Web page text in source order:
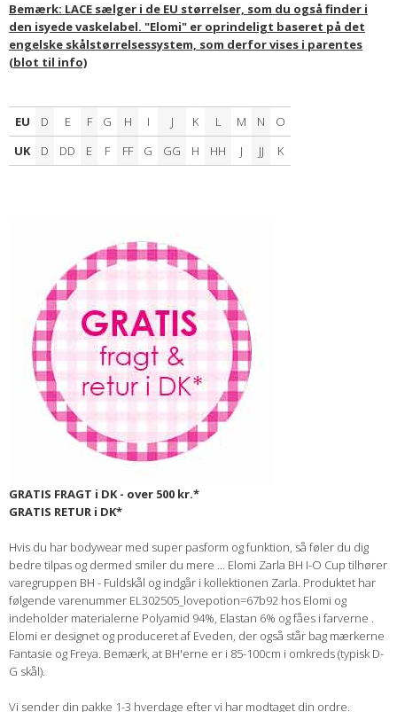
Bemærk: LACE sælger i de EU størrelser, som du også finder i
den isyede vaskelabel. "Elomi" er oprindeligt baseret på det
engelske skålstørrelsessystem, som derfor vises i parentes
(blot til info)
EU D E F G H I J K L M N
O
UK
D DD E F FF G GG H HH J JJ K
GRATIS FRAGT i DK - over 500 kr.*
GRATIS RETUR i DK*
Hvis du har bodywear med super pasform og funktion, så føler du dig
bedre tilpas og dermed smiler du mere ... Elomi Zarla BH I-O Cup tilhører
varegruppen BH - Fuldskål og indgår i kollektionen Zarla. Produktet har
følgende varenummer EL302505_lovepotion=67b92 hos Elomi og
indeholder materialerne Polyamid 94%, Elastan 6% og fåes i farverne .
Elomi er designet og produceret af Eveden, der også står bag mærkerne
Fantasie og Freya. Bemærk, at BH'erne er i 85-100cm i omkreds (typisk D-
G skål).
Vi sender din pakke 1-3 hverdage efter vi har modtaget din ordre.